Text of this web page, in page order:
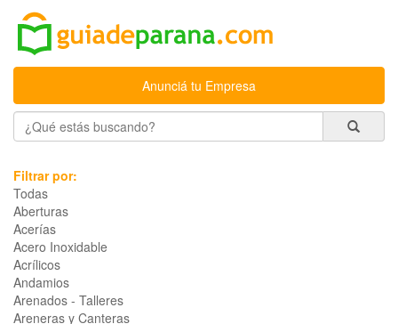
Anunciá tu Empresa
Filtrar por:
Todas
Aberturas
Acerías
Acero Inoxidable
Acrílicos
Andamios
Arenados - Talleres
Areneras y Canteras